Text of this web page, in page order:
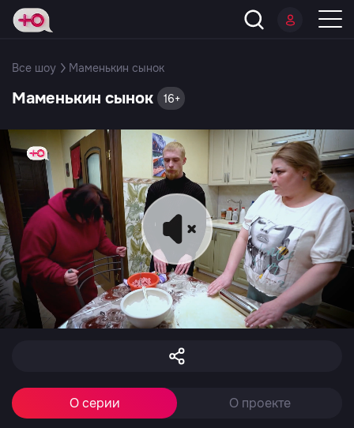
Все шоу Маменькин сынок
Маменькин сынок 16+
О серии О проекте